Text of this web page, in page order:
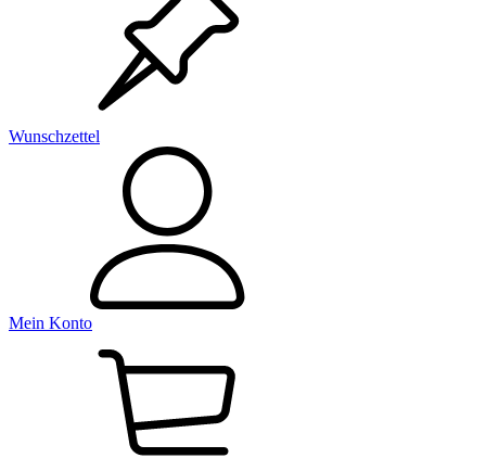
Wunschzettel
Mein Konto